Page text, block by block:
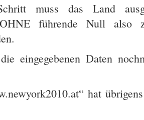
muss das Land
führende Null also
eingegebenen Daten
hat